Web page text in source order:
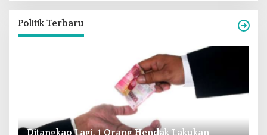
Politik Terbaru